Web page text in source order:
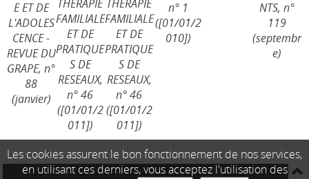
E ET DE
L'ADOLES
CENCE -
REVUE DU
GRAPE, n°
88
(janvier)
thérapeu
tiques
dans un
cadre de
guidance
sous
contraint
e en
milieu
ouvert/
THERAPIE
FAMILIALE
ET DE
PRATIQUE
S DE
RESEAUX,
n° 46
([01/01/2
011])
THERAPIE
FAMILIALE
ET DE
PRATIQUE
S DE
RESEAUX,
n° 46
([01/01/2
011])
n° 1
([01/01/2
010])
NTS, n°
119
(septembr
e)
Les cookies assurent le bon fonctionnement de nos services,
en utilisant ces derniers, vous acceptez l'utilisation des